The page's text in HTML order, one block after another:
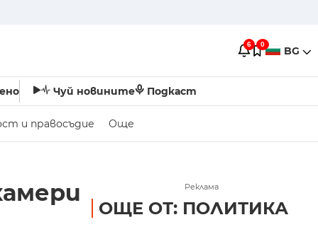
6 0 BG
Чуй новините Подкаст
и правосъдие Още
Реклама
ОЩЕ ОТ: ПОЛИТИКА